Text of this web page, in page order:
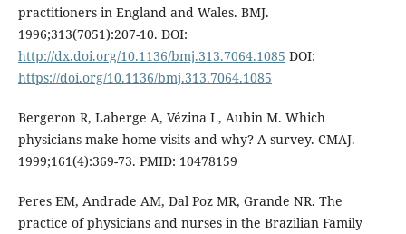
practitioners in England and Wales. BMJ.
1996;313(7051):207-10. DOI:
http://dx.doi.org/10.1136/bmj.313.7064.1085 DOI:
https://doi.org/10.1136/bmj.313.7064.1085
Bergeron R, Laberge A, Vézina L, Aubin M. Which
physicians make home visits and why? A survey. CMAJ.
1999;161(4):369-73. PMID: 10478159
Peres EM, Andrade AM, Dal Poz MR, Grande NR. The
practice of physicians and nurses in the Brazilian Family